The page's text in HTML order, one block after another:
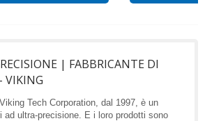
| FABBRICANTE DI
VIKING
Tech Corporation, dal 1997, è un
ad ultra-precisione. E i loro prodotti sono